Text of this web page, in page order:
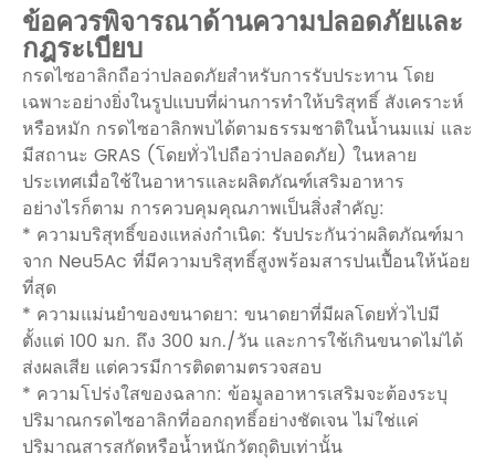
ข้อควรพิจารณาด้านความปลอดภัยและ
กฎระเบียบ
กรดไซอาลิกถือว่าปลอดภัยสำหรับการรับประทาน โดย
เฉพาะอย่างยิ่งในรูปแบบที่ผ่านการทำให้บริสุทธิ์ สังเคราะห์
หรือหมัก กรดไซอาลิกพบได้ตามธรรมชาติในน้ำนมแม่ และ
มีสถานะ GRAS (โดยทั่วไปถือว่าปลอดภัย) ในหลาย
ประเทศเมื่อใช้ในอาหารและผลิตภัณฑ์เสริมอาหาร
อย่างไรก็ตาม การควบคุมคุณภาพเป็นสิ่งสำคัญ:
* ความบริสุทธิ์ของแหล่งกำเนิด: รับประกันว่าผลิตภัณฑ์มา
จาก Neu5Ac ที่มีความบริสุทธิ์สูงพร้อมสารปนเปื้อนให้น้อย
ที่สุด
* ความแม่นยำของขนาดยา: ขนาดยาที่มีผลโดยทั่วไปมี
ตั้งแต่ 100 มก. ถึง 300 มก./วัน และการใช้เกินขนาดไม่ได้
ส่งผลเสีย แต่ควรมีการติดตามตรวจสอบ
* ความโปร่งใสของฉลาก: ข้อมูลอาหารเสริมจะต้องระบุ
ปริมาณกรดไซอาลิกที่ออกฤทธิ์อย่างชัดเจน ไม่ใช่แค่
ปริมาณสารสกัดหรือน้ำหนักวัตถุดิบเท่านั้น